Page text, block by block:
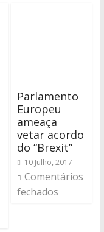
Parlamento
Europeu
ameaça
vetar acordo
do “Brexit”
10 Julho, 2017
Comentários
fechados